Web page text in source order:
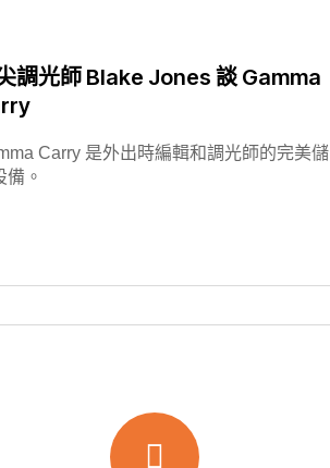
調光師 Blake Jones 談 Gamma
Carry 是外出時編輯和調光師的完美儲
備。